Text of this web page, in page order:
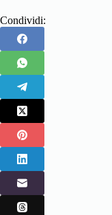
Condividi: